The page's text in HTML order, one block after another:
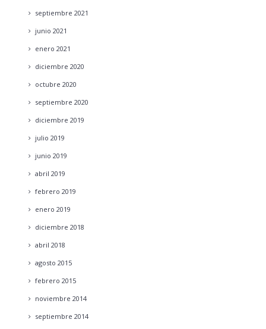
septiembre 2021
junio 2021
enero 2021
diciembre 2020
octubre 2020
septiembre 2020
diciembre 2019
julio 2019
junio 2019
abril 2019
febrero 2019
enero 2019
diciembre 2018
abril 2018
agosto 2015
febrero 2015
noviembre 2014
septiembre 2014